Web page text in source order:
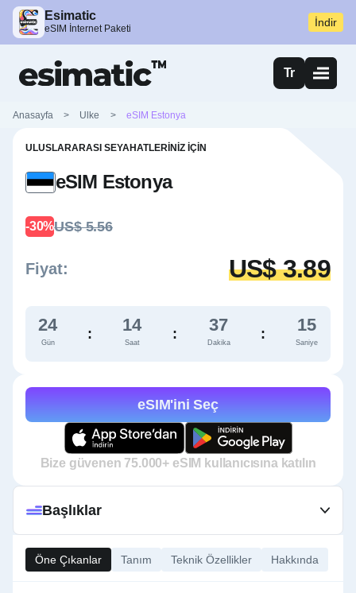
Esimatic
eSIM İnternet Paketi İndir
Tr
Anasayfa > Ulke > eSIM Estonya
ULUSLARARASI SEYAHATLERINIZ İÇIN
eSIM Estonya
-30%US$ 5.56
Fiyat: US$ 3.89
24
Gün
: 14
Saat
: 37
Dakika
: 14
Saniye
eSIM'ini Seç
Bize güvenen 75.000+ eSIM kullanıcısına katılın
Öne Çıkanlar Tanım Teknik Özellikler Hakkında
Başlıklar